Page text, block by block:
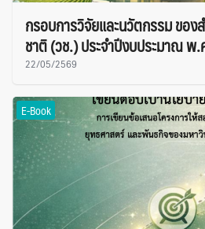
กรอบการวิจัยและนวัตกรรม ของ
ชาติ (วช.) ประจำปีงบประมาณ พ
22/05/2569
E-Book